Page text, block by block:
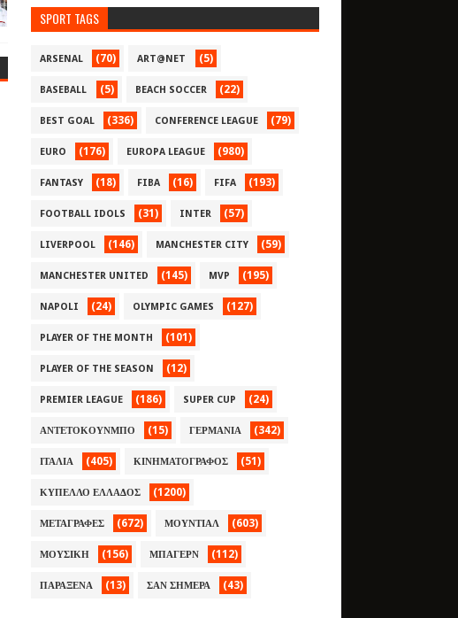
SPORT TAGS
ARSENAL (70) ART@NET (5)
BASEBALL (5) BEACH SOCCER (22)
BEST GOAL (336) CONFERENCE LEAGUE (79)
EURO (176) EUROPA LEAGUE (980)
FANTASY (18) FIBA (16) FIFA (193)
FOOTBALL IDOLS (31) INTER (57)
LIVERPOOL (146) MANCHESTER CITY (59)
MANCHESTER UNITED (145) MVP (195)
NAPOLI (24) OLYMPIC GAMES (127)
PLAYER OF THE MONTH (101)
PLAYER OF THE SEASON (12)
PREMIER LEAGUE (186) SUPER CUP (24)
ΑΝΤΕΤΟΚΟΥΝΜΠΟ (15) ΓΕΡΜΑΝΙΑ (342)
ΙΤΑΛΙΑ (405) ΚΙΝΗΜΑΤΟΓΡΑΦΟΣ (51)
ΚΥΠΕΛΛΟ ΕΛΛΑΔΟΣ (1200)
ΜΕΤΑΓΡΑΦΕΣ (672) ΜΟΥΝΤΙΑΛ (603)
ΜΟΥΣΙΚΗ (156) ΜΠΑΓΕΡΝ (112)
ΠΑΡΑΞΕΝΑ (13) ΣΑΝ ΣΗΜΕΡΑ (43)